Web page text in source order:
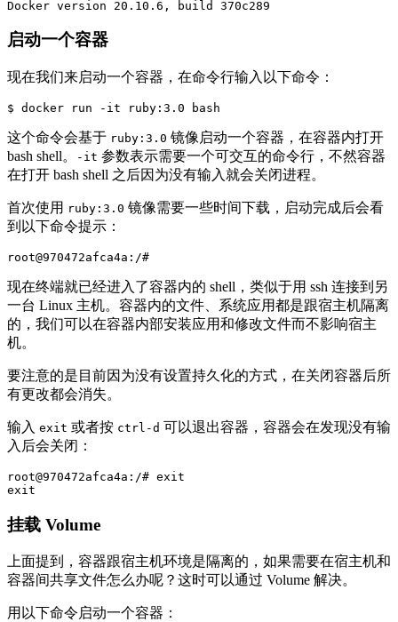
启动一个容器
现在我们来启动一个容器，在命令行输入以下命令：
$ docker run -it
这个命令会基于 ruby:3.0 镜像启动一个容器，在容器内打开
bash shell。
-it 参数表示需要一个可交互的命令行，不然容器
在打开 bash shell 之后因为没有输入就会关闭进程。
首次使用 ruby:3.0 镜像需要一些时间下载，启动完成后会看
到以下命令提示：
root@970472afca4a:/#
现在终端就已经进入了容器内的 shell，类似于用 ssh 连接到另
一台 Linux 主机。容器内的文件、系统应用都是跟宿主机隔离
的，我们可以在容器内部安装应用和修改文件而不影响宿主
机。
要注意的是目前因为没有设置持久化的方式，在关闭容器后所
有更改都会消失。
输入 exit 或者按 ctrl-d 可以退出容器，容器会在发现没有输
入后会关闭：
root@970472afca4a:/# exit
挂载 Volume
上面提到，容器跟宿主机环境是隔离的，如果需要在宿主机和
容器间共享文件怎么办呢？这时可以通过 Volume 解决。
用以下命令启动一个容器：